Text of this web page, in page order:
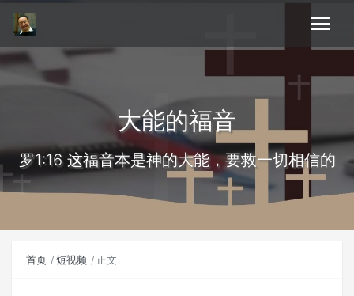
大能的福音
罗1:16 这福音本是神的大能，要救一切相信的
首页 短视频 正文